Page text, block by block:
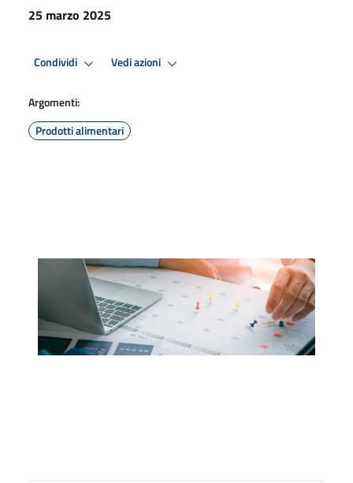
25 marzo 2025
Condividi Vedi azioni
Argomenti:
Prodotti alimentari